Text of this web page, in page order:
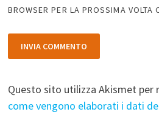
BROWSER PER LA PROSSIMA VOLTA
Questo sito utilizza Akismet per
come vengono elaborati i dati